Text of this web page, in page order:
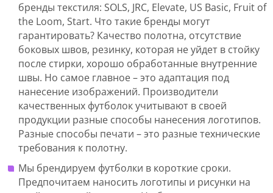
бренды текстиля: SOLS, JRC, Elevate, US Basic, Fruit of
the Loom, Start. Что такие бренды могут
гарантировать? Качество полотна, отсутствие
боковых швов, резинку, которая не уйдет в стойку
после стирки, хорошо обработанные внутренние
швы. Но самое главное – это адаптация под
нанесение изображений. Производители
качественных футболок учитывают в своей
продукции разные способы нанесения логотипов.
Разные способы печати – это разные технические
требования к полотну.
Мы брендируем футболки в короткие сроки.
Предпочитаем наносить логотипы и рисунки на